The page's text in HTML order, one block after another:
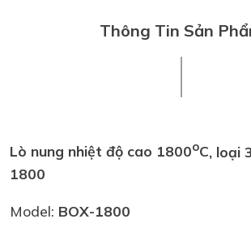
Thông Tin Sản
Lò nung nhiệt độ cao 1800oC, loại
1800
Model: BOX-1800